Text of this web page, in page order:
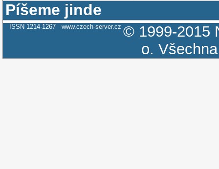
Píšeme jinde
ISSN 1214-1267 www.czech-server.cz © 1999-2015
o.